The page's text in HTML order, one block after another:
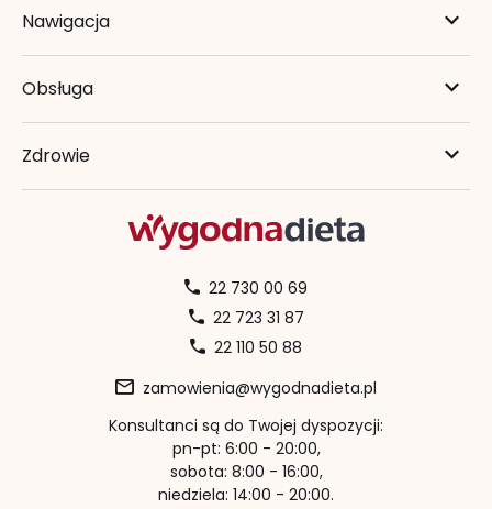
Nawigacja
Obsługa
Zdrowie
22 730 00 69
22 723 31 87
22 110 50 88
zamowienia@wygodnadieta.pl
Konsultanci są do Twojej dyspozycji:
pn-pt: 6:00 - 20:00,
sobota: 8:00 - 16:00,
niedziela: 14:00 - 20:00.